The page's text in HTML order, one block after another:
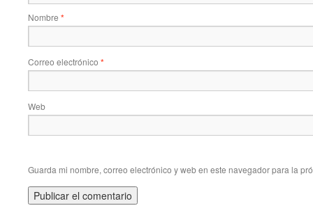
Nombre *
Correo electrónico *
Web
Guarda mi nombre, correo electrónico y web en este navegador para la